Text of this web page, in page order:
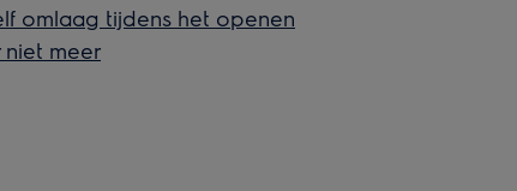
omlaag tijdens het openen
niet meer